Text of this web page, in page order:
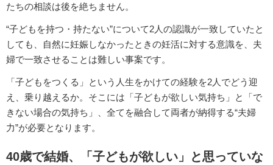
たちの相談は後を絶ちません。
“子どもを持つ・持たない”について2人の認識が一致していたと
しても、自然に妊娠しなかったときの妊活に対する意識を、夫
婦で一致させることは難しい事案です。
「子どもをつくる」という人生をかけての経験を2人でどう迎
え、乗り越えるか。そこには「子どもが欲しい気持ち」と「で
きない場合の気持ち」、全てを融合して両者が納得する“夫婦
力”が必要となります。
40歳で結婚、「子どもが欲しい」と思っていな